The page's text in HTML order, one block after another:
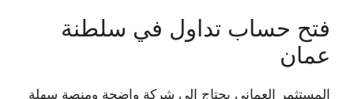
فتح حساب تداول في سلطنة
عمان
المستثمر العماني يحتاج إلى شركة واضحة ومنصة سهلة